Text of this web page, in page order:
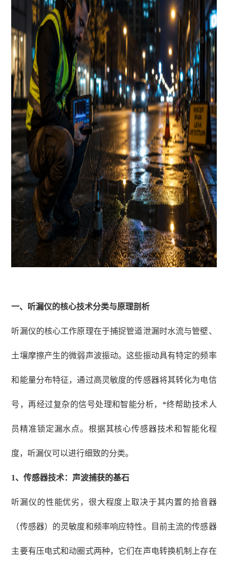
一、听漏仪的核心技术分类与原理剖析
听漏仪的核心工作原理在于捕捉管道泄漏时水流与管壁、
土壤摩擦产生的微弱声波振动。这些振动具有特定的频率
和能量分布特征，通过高灵敏度的传感器将其转化为电信
号，再经过复杂的信号处理和智能分析，*终帮助技术人
员精准锁定漏水点。根据其核心传感器技术和智能化程
度，听漏仪可以进行细致的分类。
1、传感器技术：声波捕获的基石
听漏仪的性能优劣，很大程度上取决于其内置的拾音器
（传感器）的灵敏度和频率响应特性。目前主流的传感器
主要有压电式和动圈式两种，它们在声电转换机制上存在